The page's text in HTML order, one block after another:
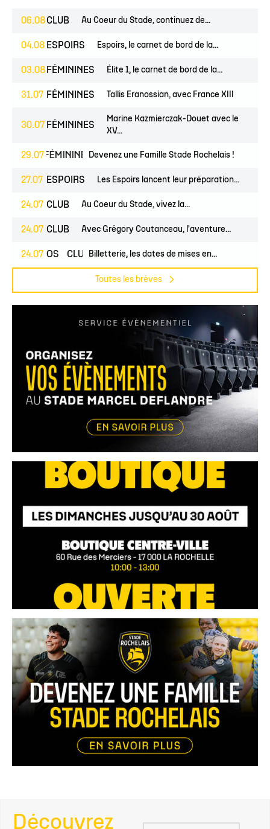
06.08CLUB Au Coeur du Stade, continuez de...
04.08 ESPOIRS Espoirs, le carnet de bord de la...
03.08 FÉMININES Élite 1, le carnet de bord de la...
31.07 FÉMININES Tallis Eranossian, avec France XIII
30.07 FÉMININES
Marine Kazmierczak-Douet avec le
XV...
29.07FÉMININES CLUB
Devenez une Famille Stade Rochelais !
27.07 ESPOIRS Les Espoirs lancent leur préparation...
24.07 CLUB Au Coeur du Stade, vivez la...
24.07 CLUB Avec Grégory Coutanceau, l'aventure...
24.07
PROS CLUB Billetterie, les dates de mises en...
Toutes les brèves
Découvrez